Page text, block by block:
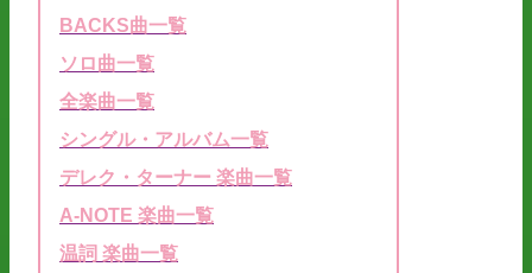
BACKS曲一覧
ソロ曲一覧
全楽曲一覧
シングル・アルバム一覧
デレク・ターナー 楽曲一覧
A-NOTE 楽曲一覧
温詞 楽曲一覧